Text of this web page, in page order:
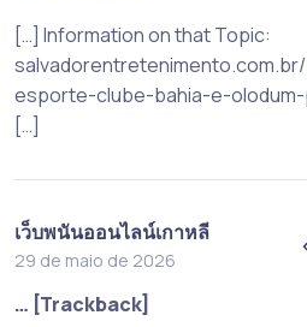
[…] Information on that Topic:
esporte-clube-bahia-e-
[…]
เว็บพนันออนไลน์เกาหลี
29 de maio de 2026
… [Trackback]